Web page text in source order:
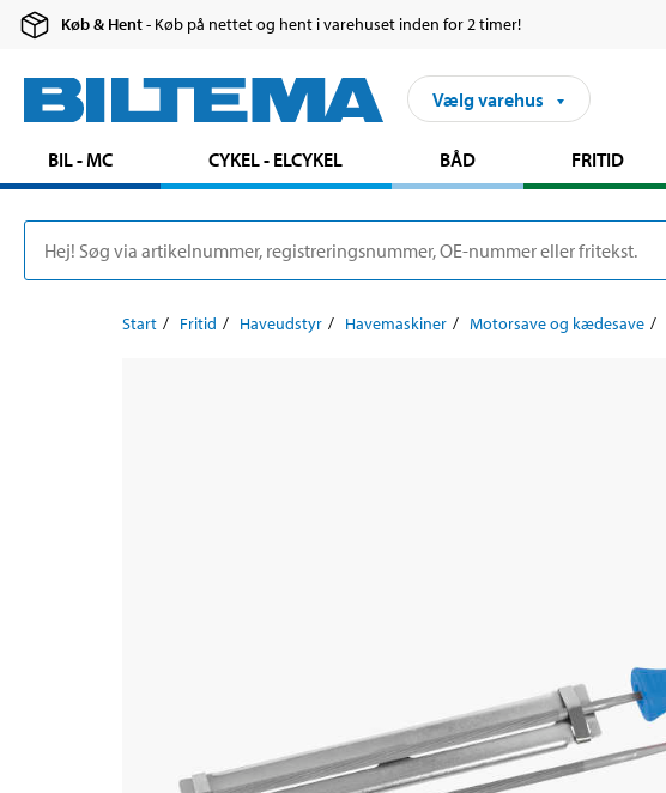
Køb & Hent- Køb på nettet og hent i varehuset inden for 2 timer!
Vælg varehus
BIL - MC CYKEL - ELCYKEL BÅD FRITID
Start Fritid Haveudstyr Havemaskiner Motorsave og kædesave